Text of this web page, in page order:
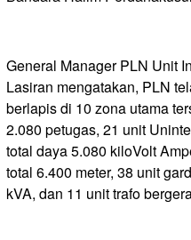
General Manager PLN Unit
Lasiran mengatakan, PLN
berlapis di 10 zona utama
2.080 petugas, 21 unit
total daya 5.080 kiloVolt
total 6.400 meter, 38 unit
kVA, dan 11 unit trafo